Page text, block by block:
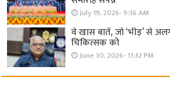
July 19, 2026- 9:36 AM
वे खास बातें, जो ‘भीड़’ से
चिकित्सक को
June 30, 2026- 11:32 PM